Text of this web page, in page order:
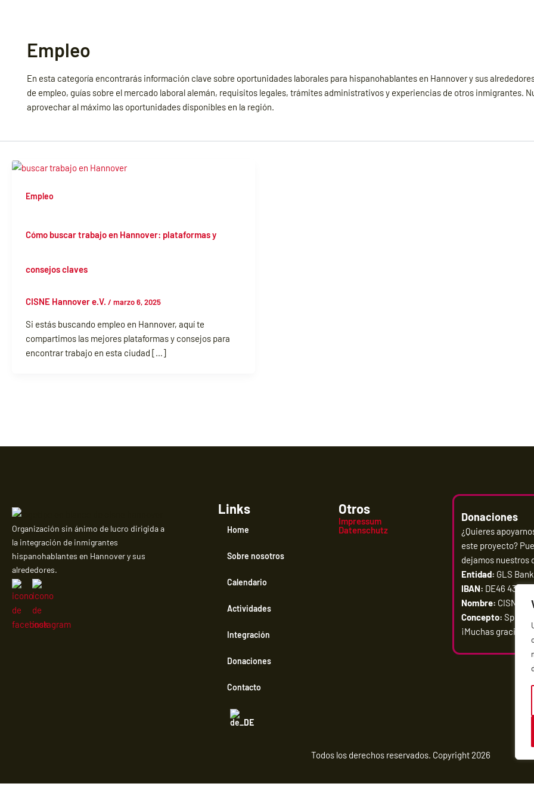
Empleo
En esta categoría encontrarás información clave sobre oportunidades laborales para hispanohablantes en Hannover y sus
de empleo, guías sobre el mercado laboral alemán, requisitos legales, trámites administrativos y experiencias de otros inmigrantes.
aprovechar al máximo las oportunidades disponibles en la región.
Empleo
Cómo buscar trabajo en Hannover: plataformas y
consejos claves
CISNE Hannover e.V. / marzo 6, 2025
Si estás buscando empleo en Hannover, aquí te
compartimos las mejores plataformas y consejos para
encontrar trabajo en esta ciudad […]
Organización sin ánimo de lucro dirigida a
la integración de inmigrantes
hispanohablantes en Hannover y sus
alrededores.
Links
Home
Sobre nosotros
Calendario
Actividades
Integración
Donaciones
Contacto
DE
Otros
Impressum
Datenschutz
Donaciones
¿Quieres
este proyecto?
dejamos nuestros
Entidad: GLS Bank
IBAN: DE46 4306
Nombre: CISNE
Concepto:Spende
¡Muchas gracias
Todos los derechos reservados. Copyright 2026